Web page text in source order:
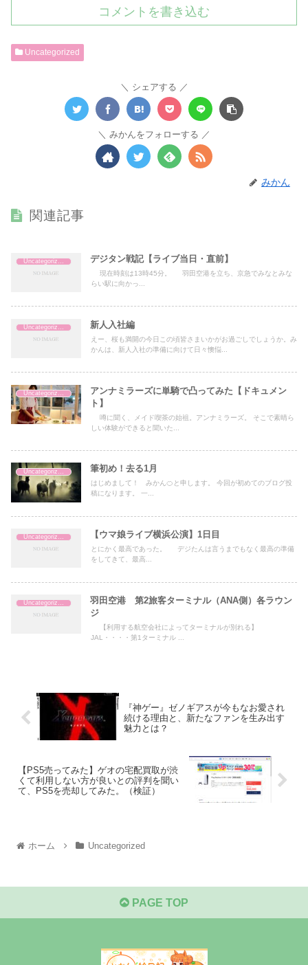
コメントを書き込む
Uncategorized
シェアする
みかんをフォローする
みかん
関連記事
デジタン戦記【ライブ当日・直前】
現在時刻は13時45分。 羽田空港を立ち、京急でみなとみな
らい駅に向かっ...
新人入社編
えー、桜も満開の今日この頃皆さまいかがお過ごしでしょうか。み
かんは、新人入社の準備に向けて日々懊悩...
アンナミラーズに単騎で凸ってみた【ドキュメン
ト】
噂に聞く、メイド喫茶の始祖。アンナミラーズ。 そこで素晴ら
しい体験ができると聞いた...
筆初め！去る1月
はじめまして！ みかん🍊と申します。 今回が初めてのブログ投
稿になります。 一...
Uncategorized 【ウマ娘ライブ横浜公演】1日目
とにかく最高であった。 デジたんは言うまでもなく最高の準備
をしてきて、最高...
Uncategorized
羽田空港 第2旅客ターミナル（ANA側）各ラウン
ジ
【利用する航空会社によってターミナルが別れる】
JAL・・・・第1ターミナル ...
『神ゲー』ゼノギアスが今もなお愛され
続ける理由と、新たなファンを生み出す
魅力とは？
【PS5売ってみた】ゲオの宅配買取が渋
くて利用しない方が良いとの評判を聞い
て、PS5を売却してみた。（検証）
ホーム Uncategorized
PAGE TOP